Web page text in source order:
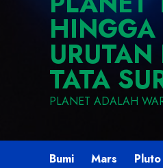
HINGGA
TATA
PLANET ADALAH
Bumi Mars Pluto